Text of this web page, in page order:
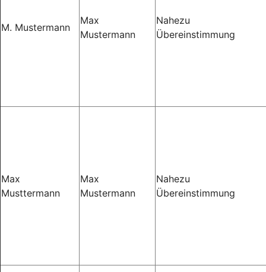
M. Mustermann
Max
Mustermann
Nahezu
Übereinstimmung
Max
Musttermann
Max
Mustermann
Nahezu
Übereinstimmung